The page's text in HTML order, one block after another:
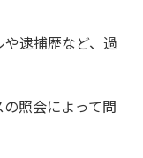
逮捕歴など、過
照会によって問